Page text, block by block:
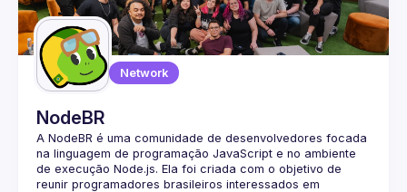
Guilds
Network
NodeBR
A NodeBR é uma comunidade de desenvolvedores focada
na linguagem de programação JavaScript e no ambiente
de execução Node.js. Ela foi criada com o objetivo de
reunir programadores brasileiros interessados em